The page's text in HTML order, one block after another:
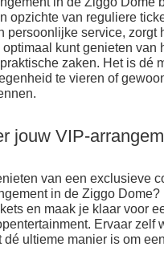
opzichte van reguliere
persoonlijke service, zorgt
kunt genieten van
zaken. Het is dé
te vieren of
jouw VIP-
van een exclusieve
in de Ziggo
en maak je klaar voor
Ervaar zelf
dé ultieme manier is om